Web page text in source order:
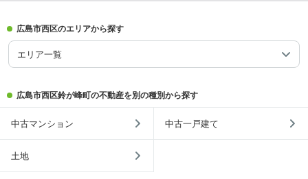
広島市西区のエリアから探す
エリア一覧
広島市西区鈴が峰町の不動産を別の種別から探す
中古マンション 中古一戸建て
土地